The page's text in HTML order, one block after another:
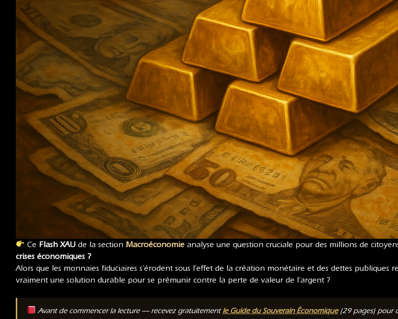
Ce Flash XAU de la section Macroéconomie analyse une question cruciale pour des millions de
crises économiques ?
Alors que les monnaies fiduciaires s’érodent sous l’effet de la création monétaire et des dettes
vraiment une solution durable pour se prémunir contre la perte de valeur de l’argent ?
Avant de commencer la lecture — recevez gratuitementle Guide du Souverain Économique(29 pages) pour